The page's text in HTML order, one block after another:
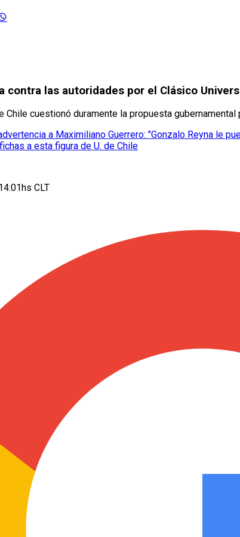
contra las autoridades por el Clásico
Chile cuestionó duramente la propuesta
a Maximiliano Guerrero: "Gonzalo Reyna le
a esta figura de U. de Chile
CLT